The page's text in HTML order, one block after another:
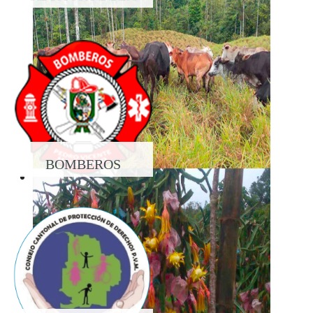
PROPIEDAD
BOMBEROS